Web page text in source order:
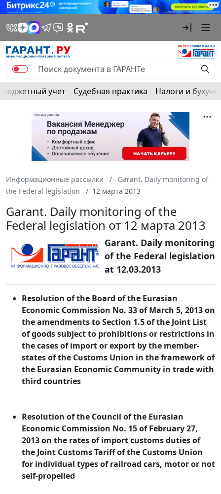
Бюджетный учет Судебная практика Налоги и
Информационные рассылки
Garant. Daily monitoring of
the Federal legislation
12 марта 2013
Garant. Daily monitoring of the
Federal legislation от 12 марта 2013
Garant. Daily monitoring
of the Federal legislation
at 12.03.2013
Resolution of the Board of the Eurasian
Economic Commission No. 33 of March 5, 2013 on
the amendments to Section 1.5 of the Joint List
of goods subject to prohibitions or restrictions in
the cases of import or export by the member-
states of the Customs Union in the framework of
the Eurasian Economic Community in trade with
third countries
Resolution of the Council of the Eurasian
Economic Commission No. 15 of February 27,
2013 on the rates of import customs duties of
the Joint Customs Tariff of the Customs Union
for individual types of railroad cars, motor or not
self-propelled